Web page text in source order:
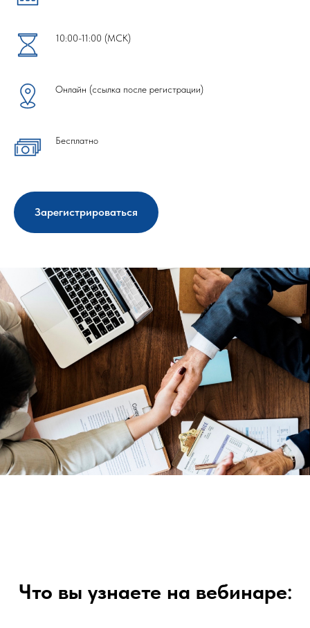
10:00-11:00 (МСК)
Онлайн (ссылка после регистрации)
Бесплатно
Зарегистрироваться
Что вы узнаете на вебинаре: